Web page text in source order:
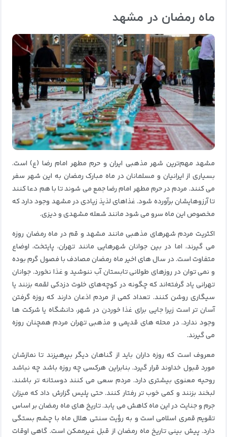
ماه رمضان در مشهد
مشهد مهم‌ترین شهر مذهبی ایران و حرم مطهر امام رضا (ع) است.
بسیاری از ایرانیان و مسلمانان در ماه مبارک رمضان به این شهر سفر
می کنند. مردم در حرم مطهر امام رضا جمع می شوند تا با هم دعا کنند
تا آرزوهایشان برآورده شود. غذاهای لذیذ زیادی در مشهد وجود دارد که
مخصوص این ماه سرو می شود مانند شعله مشهدی و دیزی.
اکثریت مردم شهرهای مذهبی مانند مشهد و قم در ماه رمضان روزه
می گیرند، اما در بین جوانان شهرهایی مانند تهران، پایتخت، اوضاع
متفاوت است.در سال های اخیر ماه رمضان مصادف با فصول گرم بوده
و نمی توان در روزهای طولانی تابستان آب ننوشید و غذا نخورد.جوانان
تهرانی یاد گرفته‌اند که چگونه در کوچه‌های خلوت دزدکی لقمه بزنند یا
سیگاری روشن کنند. تعداد کمی از مردم اذعان دارند که روزه گرفتن
آسان تر است زیرا جایی برای غذا خوردن در شهر، دانشگاه یا شرکت ها
وجود ندارد. در محله های قدیمی و مذهبی تهران مردم همچنان روزه
می گیرند.
معروف است که روزه داران باید از گناهان دیگر بپرهیزند تا نمازشان
مورد قبول خداوند قرار گیرد. بنابراین هرکسی چه روزه باشد چه نباشد
روحیه معنوی بیشتری دارد. مردم سعی می کنند دوستانه تر باشند،
لبخند بزنند و کمی خوب تر رفتار کنند.حتی پلیس گزارش داد که میزان
جرم و جنایت در این ماه کاهش می یابد.تاریخ های ماه رمضان بر اساس
تقویم قمری اسلامی است و به رؤیت سنتی هلال ماه با چشم بستگی
دارد. پیش بینی تاریخ ماه رمضان از قبل غیرممکن است. گاهی اوقات